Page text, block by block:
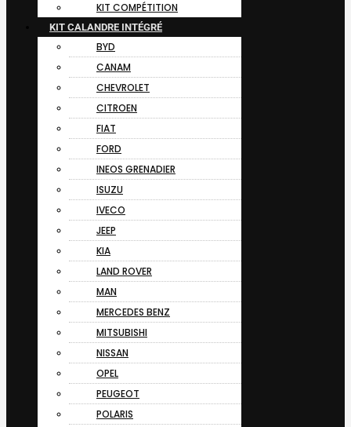
KIT COMPÉTITION
KIT CALANDRE INTÉGRÉ
BYD
CANAM
CHEVROLET
CITROEN
FIAT
FORD
INEOS GRENADIER
ISUZU
IVECO
JEEP
KIA
LAND ROVER
MAN
MERCEDES BENZ
MITSUBISHI
NISSAN
OPEL
PEUGEOT
POLARIS